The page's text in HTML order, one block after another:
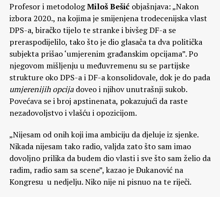
Profesor i metodologMiloš Bešićobjašnjava: „Nakon
izbora 2020., na kojima je smijenjena trodecenijska vlast
DPS-a, biračko tijelo te stranke i bivšeg DF-a se
preraspodijelilo, tako što je dio glasača ta dva politička
subjekta prišao ‘umjerenim građanskim opcijama”. Po
njegovom mišljenju u međuvremenu su se partijske
strukture oko DPS-a i DF-a konsolidovale, dok je do pada
umjerenijih opcijadoveo i njihov unutrašnji sukob.
Povećava se i broj apstinenata, pokazujući da raste
nezadovoljstvo i vlašću i opozicijom.
„Nijesam od onih koji ima ambiciju da djeluje iz sjenke.
Nikada nijesam tako radio, valjda zato što sam imao
dovoljno prilika da budem dio vlasti i sve što sam želio da
radim, radio sam sa scene”, kazao je Đukanović na
Kongresu u nedjelju. Niko nije ni pisnuo na te riječi.